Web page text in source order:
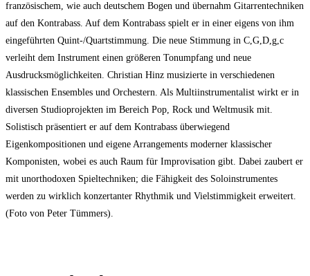
französischem, wie auch deutschem Bogen und übernahm Gitarrentechniken
auf den Kontrabass. Auf dem Kontrabass spielt er in einer eigens von ihm
eingeführten Quint-/Quartstimmung. Die neue Stimmung in C,G,D,g,c
verleiht dem Instrument einen größeren Tonumpfang und neue
Ausdrucksmöglichkeiten. Christian Hinz musizierte in verschiedenen
klassischen Ensembles und Orchestern. Als Multiinstrumentalist wirkt er in
diversen Studioprojekten im Bereich Pop, Rock und Weltmusik mit.
Solistisch präsentiert er auf dem Kontrabass überwiegend
Eigenkompositionen und eigene Arrangements moderner klassischer
Komponisten, wobei es auch Raum für Improvisation gibt. Dabei zaubert er
mit unorthodoxen Spieltechniken; die Fähigkeit des Soloinstrumentes
werden zu wirklich konzertanter Rhythmik und Vielstimmigkeit erweitert.
(Foto von Peter Tümmers).